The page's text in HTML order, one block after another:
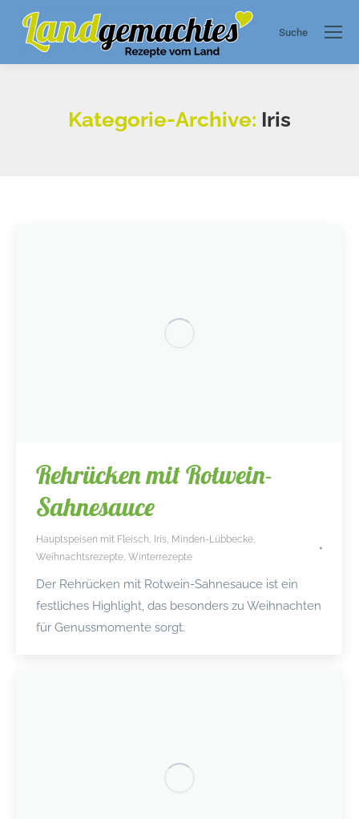
Search:
Suche
Kategorie-Archive: Iris
Rehrücken mit Rotwein-
Sahnesauce
Hauptspeisen mit Fleisch Iris Minden-Lübbecke
Weihnachtsrezepte Winterrezepte
Der Rehrücken mit Rotwein-Sahnesauce ist ein
festliches Highlight, das besonders zu Weihnachten
für Genussmomente sorgt.